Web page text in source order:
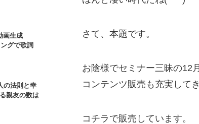
さて、本題です。
お陰様でセミナー三昧の12
コンテンツ販売も充実して
コチラで販売しています。
画生成
グで歌詞
の法則と幸
親友の数は